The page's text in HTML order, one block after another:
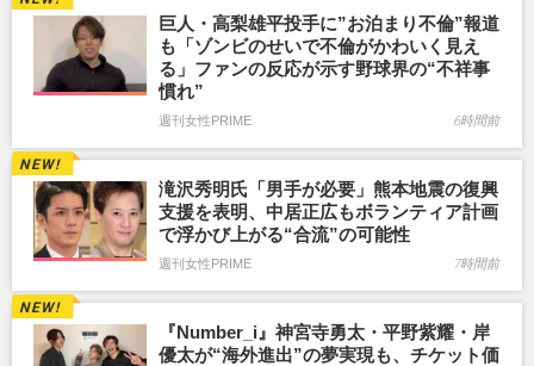
巨人・高梨雄平投手に”お泊まり不倫”報道
も「ゾンビのせいで不倫がかわいく見え
る」ファンの反応が示す野球界の“不祥事
慣れ”
週刊女性PRIME 6時間前
滝沢秀明氏「男手が必要」熊本地震の復興
支援を表明、中居正広もボランティア計画
で浮かび上がる“合流”の可能性
週刊女性PRIME 7時間前
『Number_i』神宮寺勇太・平野紫耀・岸
優太が“海外進出”の夢実現も、チケット価